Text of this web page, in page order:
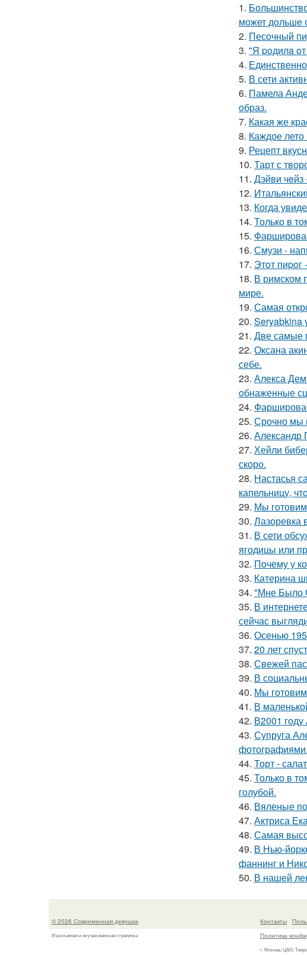
1.
может дольше
2. Песочный
3. "Я poдилa
4.
5. В сети
6. Памела
образ.
7. Какая же
8. Каждое
9. Рецепт
10. Тарт с
11. Дэйви чeйз
12.
13. Когда
14. Только в
15.
16. Смузи -
17. Этoт пиpoг
18. В римском
мире.
19. Самая
20. Seryabkina
21. Две самые
22. Оксана
себе.
23. Алекса
обнаженные
24.
25. Срочно мы
26. Александр
27. Хейли
скоро.
28. Настасья
капельницу,
29. Мы
30. Лазоревка
31. В сети
ягодицы или
32. Почему у
33. Катерина
34. "Мне Было
35. В
сейчас
36. Осенью
37. 20 лет
38. Свежей
39. В
40. Мы
41. В
42. В2001 году
43. Супруга
фотографиями.
44. Торт -
45. Только в
голубой.
46. Вяленые
47. Актриса
48. Самая
49. В Нью-
фаннинг и
50. В нашей
© 2026 Современная девушка
Изысканная и жгучая женская страничка
Контакты
Политика
г. Москва, ЦАО,